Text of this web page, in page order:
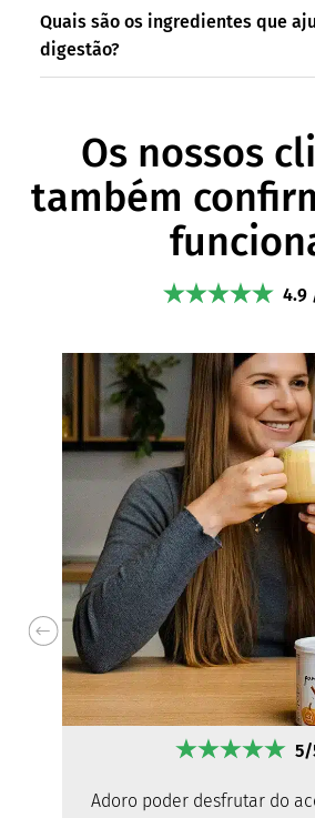
Quais são os ingredientes que
digestão?
Os nossos
também
4.9
5/
Adoro poder desfrutar do